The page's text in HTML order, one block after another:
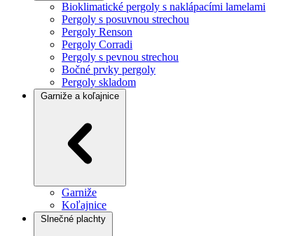
Bioklimatické pergoly s naklápacími lamelami
Pergoly s posuvnou strechou
Pergoly Renson
Pergoly Corradi
Pergoly s pevnou strechou
Bočné prvky pergoly
Pergoly skladom
Garniže a koľajnice
Garniže
Koľajnice
Slnečné plachty